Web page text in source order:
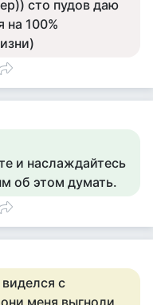
сто пудов даю
на 100%
и наслаждайтесь
об этом думать.
с
меня выгноли